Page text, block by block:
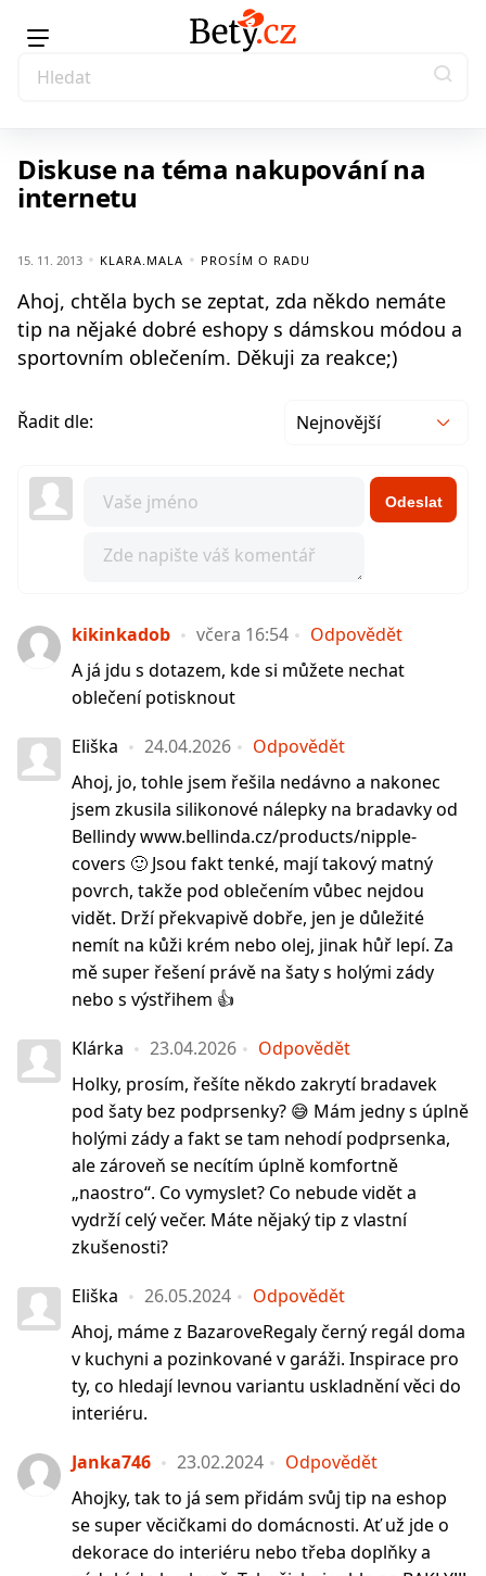
Diskuse na téma nakupování na
internetu
15. 11. 2013 KLARA.MALA PROSÍM O RADU
Ahoj, chtěla bych se zeptat, zda někdo nemáte
tip na nějaké dobré eshopy s dámskou módou a
sportovním oblečením. Děkuji za reakce;)
Řadit dle: Nejnovější
Odeslat
kikinkadob včera 16:54
Odpovědět
A já jdu s dotazem, kde si můžete nechat
oblečení potisknout
Eliška 24.04.2026
Odpovědět
Ahoj, jo, tohle jsem řešila nedávno a nakonec
jsem zkusila silikonové nálepky na bradavky od
Bellindy www.bellinda.cz/products/nipple-
covers 🙂 Jsou fakt tenké, mají takový matný
povrch, takže pod oblečením vůbec nejdou
vidět. Drží překvapivě dobře, jen je důležité
nemít na kůži krém nebo olej, jinak hůř lepí. Za
mě super řešení právě na šaty s holými zády
nebo s výstřihem 👍
Klárka 23.04.2026
Odpovědět
Holky, prosím, řešíte někdo zakrytí bradavek
pod šaty bez podprsenky? 😅 Mám jedny s úplně
holými zády a fakt se tam nehodí podprsenka,
ale zároveň se necítím úplně komfortně
„naostro“. Co vymyslet? Co nebude vidět a
vydrží celý večer. Máte nějaký tip z vlastní
zkušenosti?
Eliška 26.05.2024
Odpovědět
Ahoj, máme z BazaroveRegaly černý regál doma
v kuchyni a pozinkované v garáži. Inspirace pro
ty, co hledají levnou variantu uskladnění věci do
interiéru.
Janka746 23.02.2024
Odpovědět
Ahojky, tak to já sem přidám svůj tip na eshop
se super věcičkami do domácnosti. Ať už jde o
dekorace do interiéru nebo třeba doplňky a